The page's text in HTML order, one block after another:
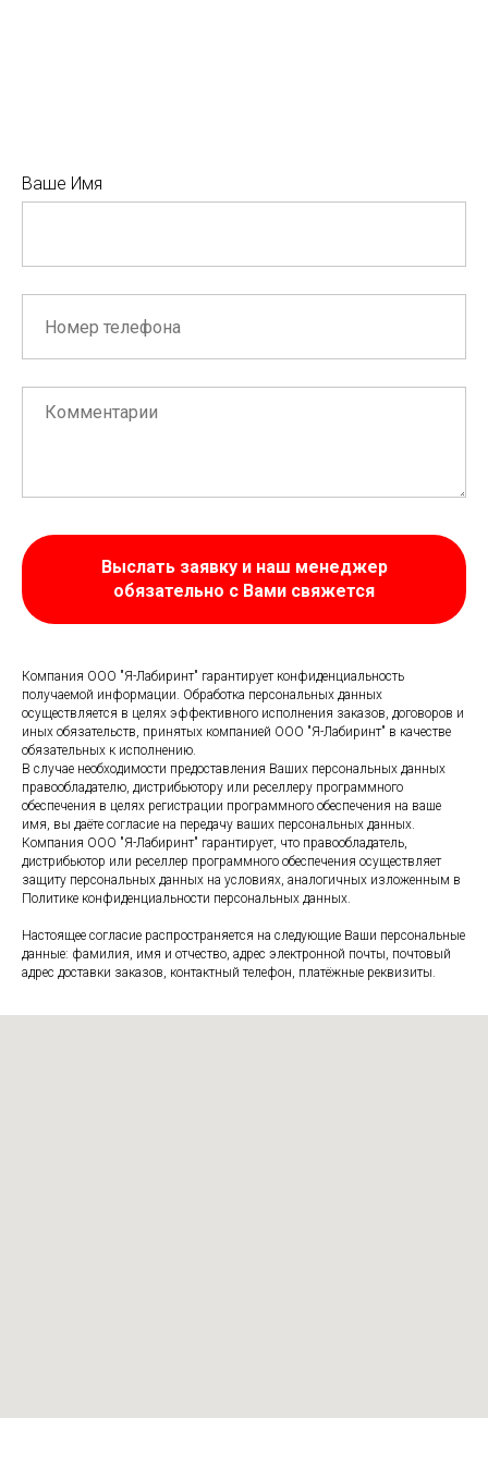
Ваше Имя
Выслать заявку и наш менеджер
обязательно с Вами свяжется
Компания ООО "Я-Лабиринт" гарантирует конфиденциальность
получаемой информации. Обработка персональных данных
осуществляется в целях эффективного исполнения заказов, договоров и
иных обязательств, принятых компанией ООО "Я-Лабиринт" в качестве
обязательных к исполнению.
В случае необходимости предоставления Ваших персональных данных
правообладателю, дистрибьютору или реселлеру программного
обеспечения в целях регистрации программного обеспечения на ваше
имя, вы даёте согласие на передачу ваших персональных данных.
Компания ООО "Я-Лабиринт" гарантирует, что правообладатель,
дистрибьютор или реселлер программного обеспечения осуществляет
защиту персональных данных на условиях, аналогичных изложенным в
Политике конфиденциальности персональных данных.
Настоящее согласие распространяется на следующие Ваши персональные
данные: фамилия, имя и отчество, адрес электронной почты, почтовый
адрес доставки заказов, контактный телефон, платёжные реквизиты.